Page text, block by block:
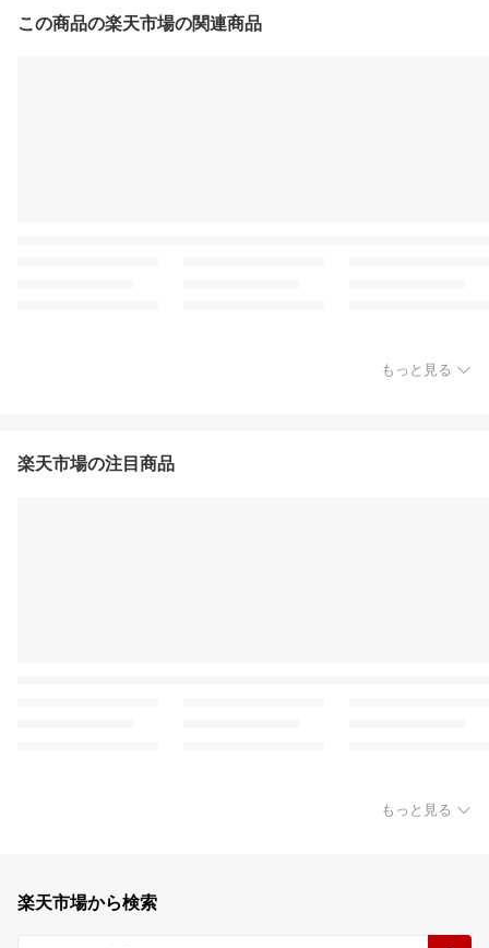
この商品の楽天市場の関連商品
もっと見る
楽天市場の注目商品
もっと見る
楽天市場から検索